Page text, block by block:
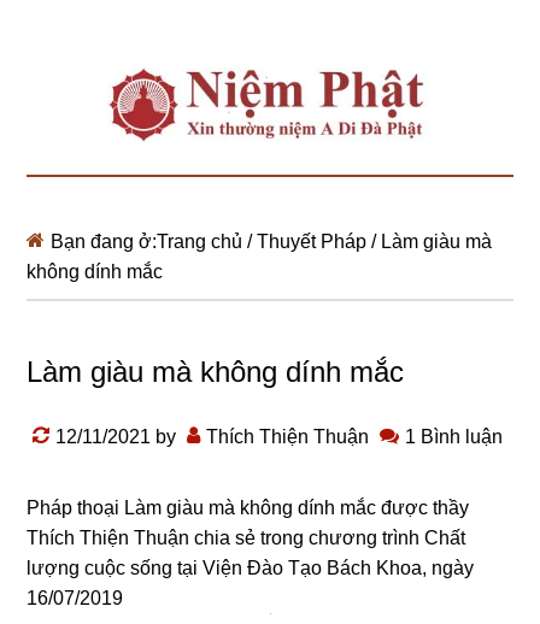
Bạn đang ở:Trang chủ / Thuyết Pháp /Làm giàu mà
không dính mắc
Làm giàu mà không dính mắc
12/11/2021 by Thích Thiện Thuận 1 Bình luận
Pháp thoại Làm giàu mà không dính mắc được thầy
Thích Thiện Thuận chia sẻ trong chương trình Chất
lượng cuộc sống tại Viện Đào Tạo Bách Khoa, ngày
16/07/2019